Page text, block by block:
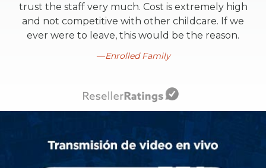
trust the staff very much. Cost is extremely high
and not competitive with other childcare. If we
ever were to leave, this would be the reason.
Enrolled Family